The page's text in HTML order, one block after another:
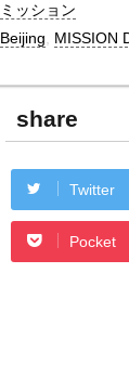
ミッション
Beijing MISSION
share
Twitter
Pocket